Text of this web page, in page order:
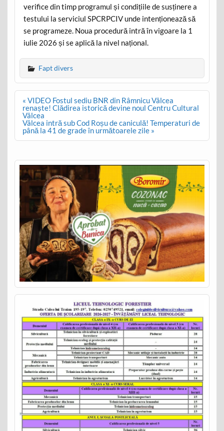
verifice din timp programul și condițiile de susținere a
testului la serviciul SPCRPCIV unde intenționează să
se programeze. Noua procedură intră în vigoare la 1
iulie 2026 și se aplică la nivel național.
Fapt divers
Post
navigation
« VIDEO Fostul sediu BNR din Râmnicu Vâlcea
renaște! Clădirea istorică devine noul Centru Cultural
Vâlcea
Vâlcea intră sub Cod Roșu de caniculă! Temperaturi de
până la 41 de grade în următoarele zile »